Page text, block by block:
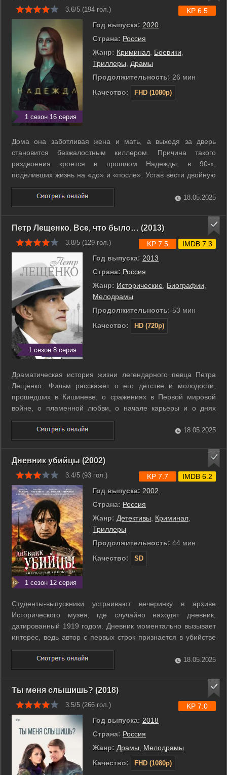
3.6/5 (194 гол.)
1 сезон 16 серия
Год выпуска: 2020
Страна: Россия
Жанр: Криминал, Боевики,
Триллеры, Драмы
Продолжительность: 26 мин
Качество:
FHD (1080p)
KP 6.5
Дома она заботливая жена и мать, а выходя за дверь
становится безжалостным киллером. Причина такого
раздвоения кроется в прошлом Надежды, в 90-х,
поделивших жизнь на «до» и «после». Устав вести двойную
игру, героиня готова всеми силами сражаться за свободу. ...
18.05.2025
Петр Лещенко. Все, что было… (2013)
3.8/5 (129 гол.)
1 сезон 8 серия
Год выпуска: 2013
Страна: Россия
Жанр: Исторические Биографии
Мелодрамы
Продолжительность: 53 мин
Качество:
HD (720p)
KP 7.5 IMDB 7.3
Драматическая история жизни легендарного певца Петра
Лещенко. Фильм расскажет о его детстве и молодости,
прошедших в Кишиневе, о сражениях в Первой мировой
войне, о пламенной любви, о начале карьеры и о днях
всенародной славы. В разгар Великой Отечественной войны
Лещенко, несмотря на все опасности, отправляется на
гастроли в оккупированную Одессу ...
18.05.2025
Дневник убийцы (2002)
3.4/5 (93 гол.)
1 сезон 12 серия
Год выпуска: 2002
Страна: Россия
Жанр: Детективы, Криминал,
Триллеры
Продолжительность: 44 мин
Качество:
SD
KP 7.7 IMDB 6.2
Студенты-выпускники устраивают вечеринку в архиве
Исторического музея, где случайно находят дневник,
датированный 1919 годом. Дневник моментально вызывает
интерес, ведь автор с первых строк признается в убийстве
пяти человек. Герои не догадываются, какую роль в их
жизни сыграет эта находка... Страшные деяния прошлого
служат ключом к разгадке ...
18.05.2025
Ты меня слышишь? (2018)
3.5/5 (266 гол.)
Год выпуска: 2018
Страна: Россия
Жанр: Драмы
Мелодрамы
Качество:
FHD (1080p)
KP 7.0